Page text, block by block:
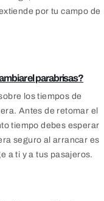
por tu campo de
el parabrisas?
los tiempos de
Antes de retomar el
tiempo debes esperar
seguro al arrancar es
a ti y a tus pasajeros.